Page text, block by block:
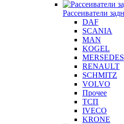
Рассеиватели
DAF
SCANIA
MAN
KOGEL
MERSEDES
RENAULT
SCHMITZ
VOLVO
Прочее
ТСП
IVECO
KRONE